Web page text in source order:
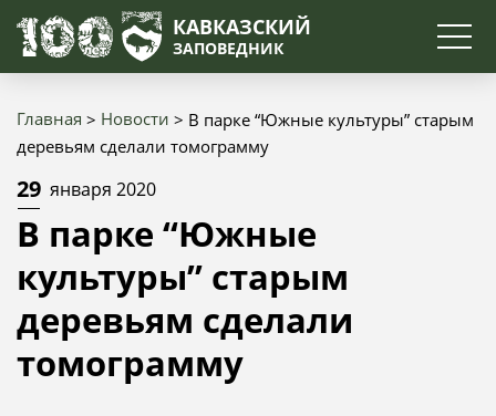
КАВКАЗСКИЙ
ЗАПОВЕДНИК
Поиск
Строка
навигации
Главная Новости
В парке “Южные культуры” старым
деревьям сделали томограмму
29 января 2020
В парке “Южные
культуры” старым
деревьям сделали
томограмму